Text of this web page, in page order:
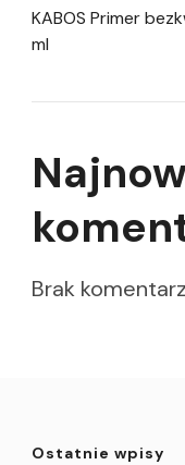
KABOS Primer
ml
Brak
Ostatnie wpisy